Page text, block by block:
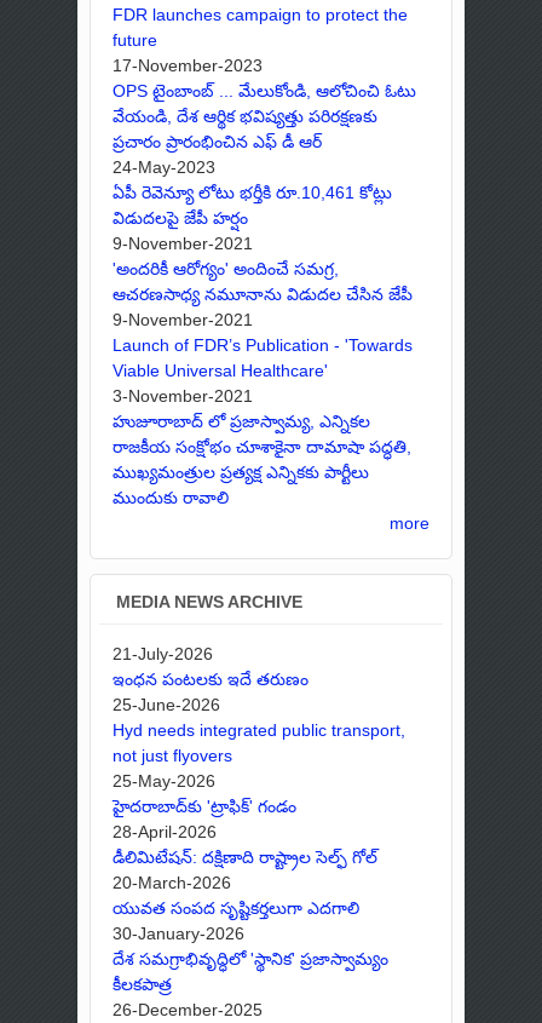
FDR launches campaign to protect the
future
17-November-2023
OPS టైంబాంబ్ ... మేలుకోండి, ఆలోచించి ఓటు
వేయండి, దేశ ఆర్థిక భవిష్యత్తు పరిరక్షణకు
ప్రచారం ప్రారంభించిన ఎఫ్ డీ ఆర్
24-May-2023
ఏపీ రెవెన్యూ లోటు భర్తీకి రూ.10,461 కోట్లు
విడుదలపై జేపీ హర్షం
9-November-2021
'అందరికీ ఆరోగ్యం' అందించే సమగ్ర,
ఆచరణసాధ్య నమూనాను విడుదల చేసిన జేపీ
9-November-2021
Launch of FDR’s Publication - 'Towards
Viable Universal Healthcare'
3-November-2021
హుజూరాబాద్ లో ప్రజాస్వామ్య, ఎన్నికల
రాజకీయ సంక్షోభం చూశాకైనా దామాషా పద్ధతి,
ముఖ్యమంత్రుల ప్రత్యక్ష ఎన్నికకు పార్టీలు
ముందుకు రావాలి
more
MEDIA NEWS ARCHIVE
21-July-2026
ఇంధన పంటలకు ఇదే తరుణం
25-June-2026
Hyd needs integrated public transport,
not just flyovers
25-May-2026
హైదరాబాద్‌కు 'ట్రాఫిక్' గండం
28-April-2026
డీలిమిటేషన్: దక్షిణాది రాష్ట్రాల సెల్ఫ్ గోల్
20-March-2026
యువత సంపద సృష్టికర్తలుగా ఎదగాలి
30-January-2026
దేశ సమగ్రాభివృద్ధిలో 'స్థానిక' ప్రజాస్వామ్యం
కీలకపాత్ర
26-December-2025